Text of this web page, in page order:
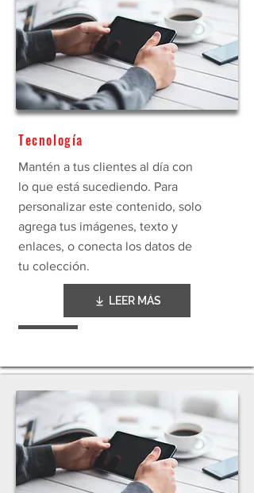
Tecnología
Mantén a tus clientes al día con
lo que está sucediendo. Para
personalizar este contenido, solo
agrega tus imágenes, texto y
enlaces, o conecta los datos de
tu colección.
LEER MÁS